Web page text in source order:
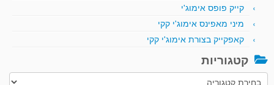
קייק פופס אימוג'י
מיני מאפינס אימוג'י קקי
קאפקייק בצורת אימוג'י קקי
קטגוריות
קטגוריות